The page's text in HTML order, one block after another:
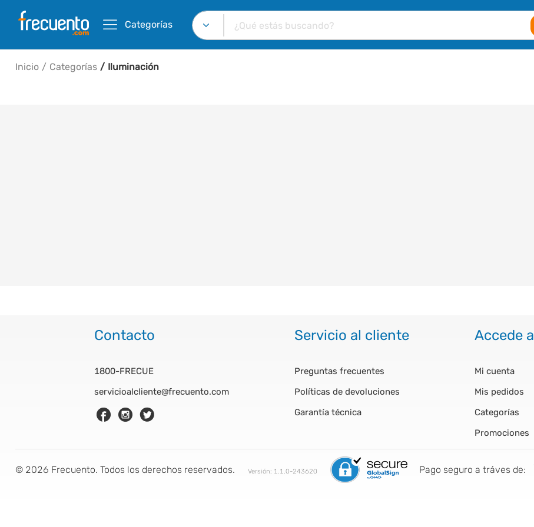
Categorías
Inicio Categorías Iluminación
Contacto
1800-FRECUE
servicioalcliente@frecuento.com
Servicio al cliente
Preguntas frecuentes
Políticas de devoluciones
Garantía técnica
Accede a
Mi cuenta
Mis pedidos
Categorías
Promociones
© 2026 Frecuento. Todos los derechos reservados. Versión: 1.1.0-243620 Pago seguro a tráves de: